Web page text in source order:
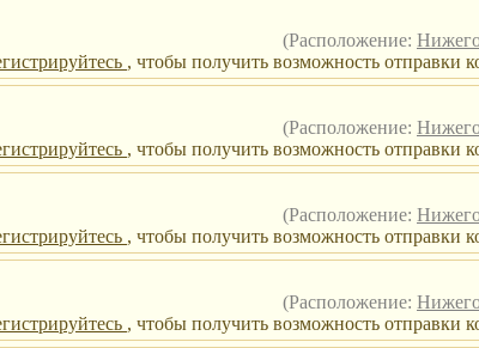
(Расположение:
, чтобы получить возможность отправки
(Расположение:
, чтобы получить возможность отправки
(Расположение:
, чтобы получить возможность отправки
(Расположение:
, чтобы получить возможность отправки